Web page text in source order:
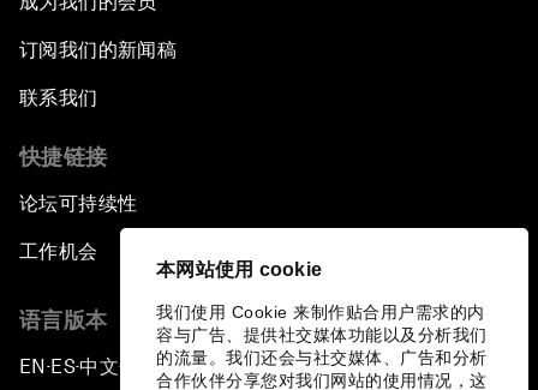
本网站使用 cookie
我们使用 Cookie 来制作贴合用户需求的内
容与广告、提供社交媒体功能以及分析我们
的流量。我们还会与社交媒体、广告和分析
合作伙伴分享您对我们网站的使用情况，这
订阅我们的新闻稿
联系我们
快捷链接
论坛可持续性
工作机会
语言版本
EN ▪ES▪中文▪ 日本語